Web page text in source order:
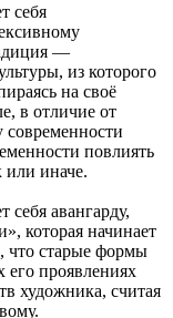
себя
—
из которого
на своё
в отличие от
современности
повлиять
или иначе.
себя авангарду,
которая начинает
что старые формы
его проявлениях
художника, считая